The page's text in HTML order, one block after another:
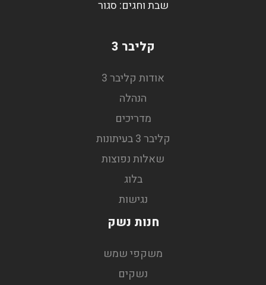
שבת וחגים: סגור
קליבר 3
אודות קליבר 3
הנהלה
מדריכים
קליבר 3 בעיתונות
שאלות נפוצות
בלוג
נגישות
חנות נשק
משקפי שמש
נשקים